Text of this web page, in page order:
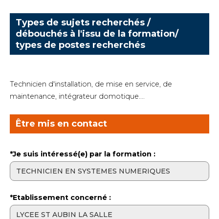
Types de sujets recherchés /
débouchés à l'issu de la formation/
types de postes recherchés
Technicien d'installation, de mise en service, de
maintenance, intégrateur domotique....
Être mis en contact
*Je suis intéressé(e) par la formation :
*Etablissement concerné :